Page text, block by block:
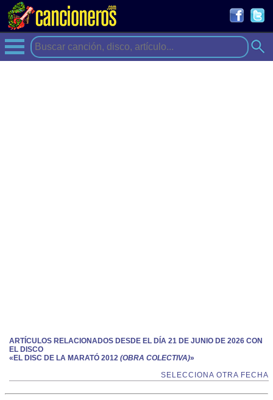
ARTÍCULOS RELACIONADOS DESDE EL DÍA 21 DE JUNIO DE 2026 CON
EL DISCO
«EL DISC DE LA MARATÓ 2012 (OBRA COLECTIVA)»
SELECCIONA OTRA FECHA